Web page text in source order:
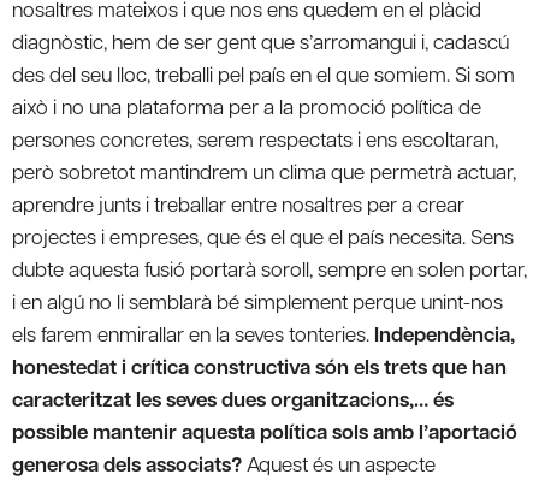
nosaltres mateixos i que nos ens quedem en el plàcid
diagnòstic, hem de ser gent que s’arromangui i, cadascú
des del seu lloc, treballi pel país en el que somiem. Si som
això i no una plataforma per a la promoció política de
persones concretes, serem respectats i ens escoltaran,
però sobretot mantindrem un clima que permetrà actuar,
aprendre junts i treballar entre nosaltres per a crear
projectes i empreses, que és el que el país necesita. Sens
dubte aquesta fusió portarà soroll, sempre en solen portar,
i en algú no li semblarà bé simplement perque unint-nos
els farem enmirallar en la seves tonteries. Independència,
honestedat i crítica constructiva són els trets que han
caracteritzat les seves dues organitzacions,… és
possible mantenir aquesta política sols amb l’aportació
generosa dels associats? Aquest és un aspecte